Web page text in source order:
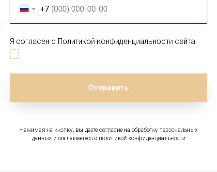
+7
Я согласен с Политикой конфиденциальности сайта
Отправить
Нажимая на кнопку, вы даете согласие на обработку персональных
данных и соглашаетесь c политикой конфиденциальности